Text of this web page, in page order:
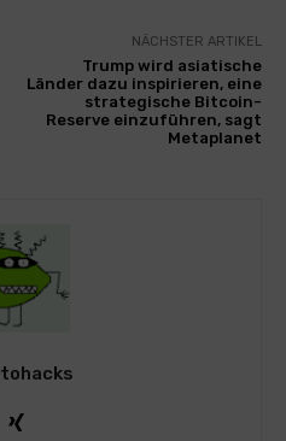
NÄCHSTER ARTIKEL
Trump wird asiatische
Länder dazu inspirieren, eine
strategische Bitcoin-
Reserve einzuführen, sagt
Metaplanet